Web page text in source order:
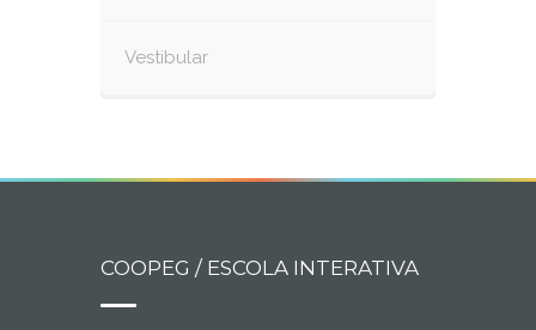
Vestibular
COOPEG / ESCOLA INTERATIVA